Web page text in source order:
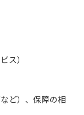
ス）
ど）、保障の相